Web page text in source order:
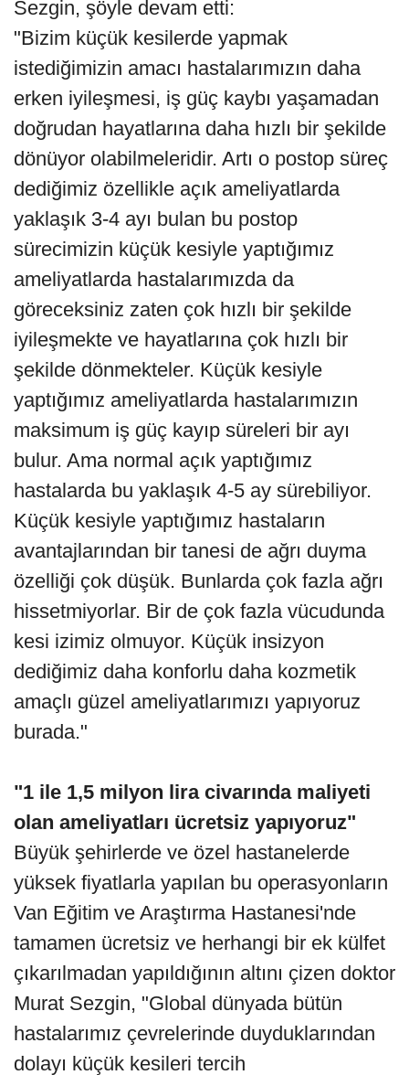
Sezgin, şöyle devam etti:
"Bizim küçük kesilerde yapmak
istediğimizin amacı hastalarımızın daha
erken iyileşmesi, iş güç kaybı yaşamadan
doğrudan hayatlarına daha hızlı bir şekilde
dönüyor olabilmeleridir. Artı o postop süreç
dediğimiz özellikle açık ameliyatlarda
yaklaşık 3-4 ayı bulan bu postop
sürecimizin küçük kesiyle yaptığımız
ameliyatlarda hastalarımızda da
göreceksiniz zaten çok hızlı bir şekilde
iyileşmekte ve hayatlarına çok hızlı bir
şekilde dönmekteler. Küçük kesiyle
yaptığımız ameliyatlarda hastalarımızın
maksimum iş güç kayıp süreleri bir ayı
bulur. Ama normal açık yaptığımız
hastalarda bu yaklaşık 4-5 ay sürebiliyor.
Küçük kesiyle yaptığımız hastaların
avantajlarından bir tanesi de ağrı duyma
özelliği çok düşük. Bunlarda çok fazla ağrı
hissetmiyorlar. Bir de çok fazla vücudunda
kesi izimiz olmuyor. Küçük insizyon
dediğimiz daha konforlu daha kozmetik
amaçlı güzel ameliyatlarımızı yapıyoruz
burada."
"1 ile 1,5 milyon lira civarında maliyeti
olan ameliyatları ücretsiz yapıyoruz"
Büyük şehirlerde ve özel hastanelerde
yüksek fiyatlarla yapılan bu operasyonların
Van Eğitim ve Araştırma Hastanesi'nde
tamamen ücretsiz ve herhangi bir ek külfet
çıkarılmadan yapıldığının altını çizen doktor
Murat Sezgin, "Global dünyada bütün
hastalarımız çevrelerinde duyduklarından
dolayı küçük kesileri tercih